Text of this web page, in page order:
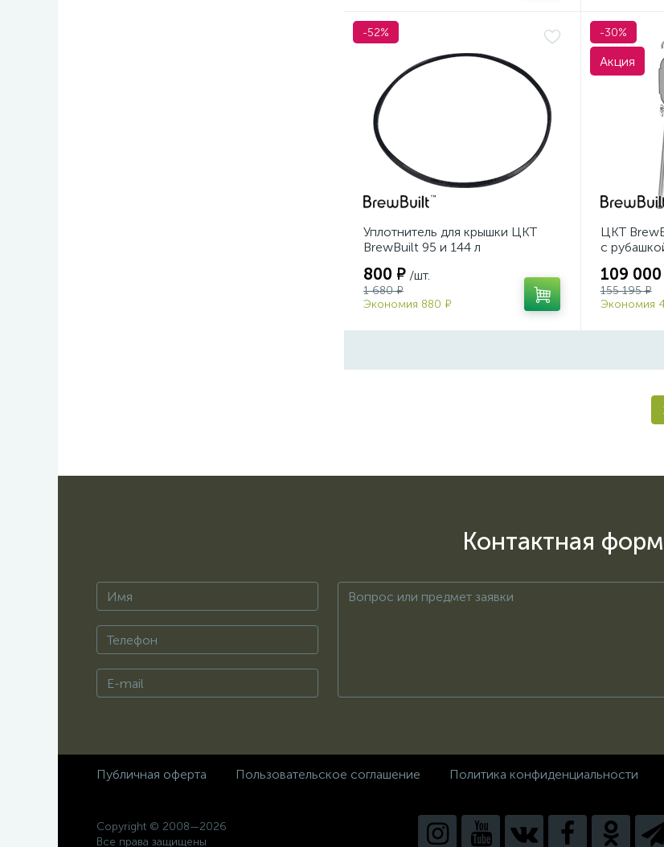
-52%
Уплотнитель для крышки ЦКТ
BrewBuilt 95 и 144 л
800 ₽ /шт.
1 680 ₽
Экономия 880 ₽
-30%
Акция
ЦКТ
с
109
155 195 ₽
Экономия
Контактная
Публичная оферта Пользовательское соглашение Политика конфиденциальности
Copyright © 2008—2026
Все права защищены